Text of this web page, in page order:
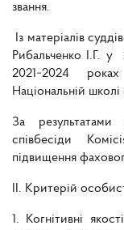
звання.
Із матеріалів
Рибальченко І.Г. у
2021−2024
Національній школі
За
співбесіди
підвищення
ІІ. Критерій
1. Когнітивні